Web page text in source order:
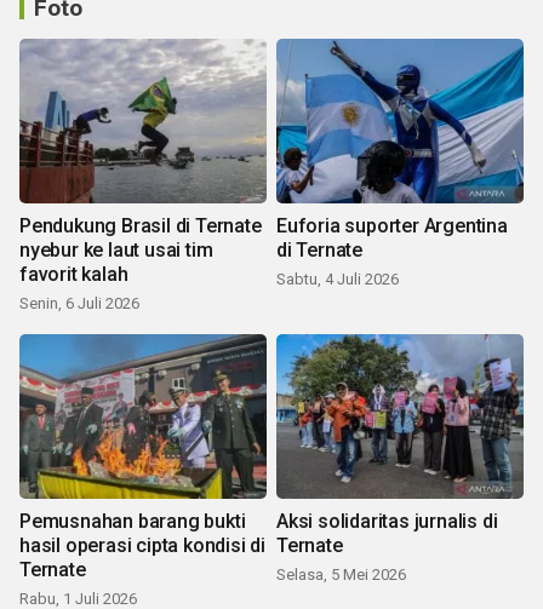
Foto
Pendukung Brasil di Ternate
nyebur ke laut usai tim
favorit kalah
Senin, 6 Juli 2026
Euforia suporter Argentina
di Ternate
Sabtu, 4 Juli 2026
Pemusnahan barang bukti
hasil operasi cipta kondisi di
Ternate
Rabu, 1 Juli 2026
Aksi solidaritas jurnalis di
Ternate
Selasa, 5 Mei 2026